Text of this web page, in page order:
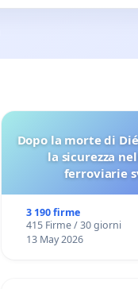
Dopo la morte di
la sicurezza
ferroviarie
3 190 firme
415 Firme / 30 giorni
13 May 2026